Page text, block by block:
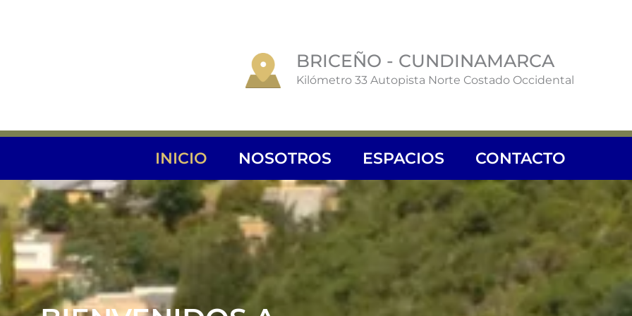
BRICEÑO - CUNDINAMARCA
Kilómetro 33 Autopista Norte Costado Occidental
INICIO NOSOTROS ESPACIOS CONTACTO